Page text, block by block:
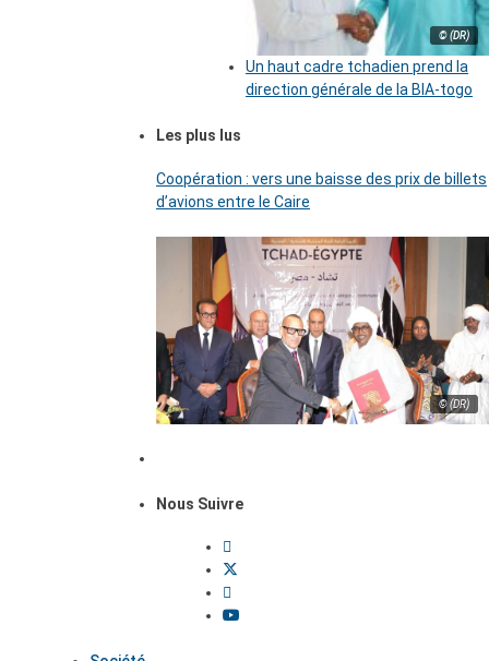
© (DR)
Un haut cadre tchadien prend la
direction générale de la BIA-togo
Les plus lus
Coopération : vers une baisse des prix de billets
d’avions entre le Caire
© (DR)
Nous Suivre